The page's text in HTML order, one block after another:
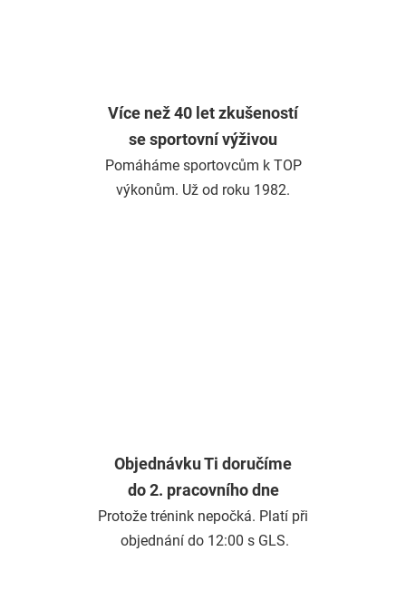
Více než 40 let zkušeností
se sportovní výživou
Pomáháme sportovcům k TOP
výkonům. Už od roku 1982.
Objednávku Ti doručíme
do 2. pracovního dne
Protože trénink nepočká. Platí při
objednání do 12:00 s GLS.